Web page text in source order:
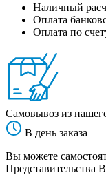
Наличный
Оплата
Оплата по
Самовывоз из
В день заказа
Вы можете
Представительства